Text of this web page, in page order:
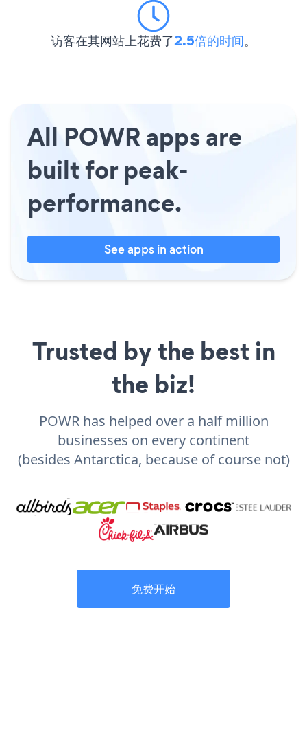
访客在其网站上花费了2.5倍的时间。
All POWR apps are
built for peak-
performance.
See apps in action
Trusted by the best in
the biz!
POWR has helped over a half million
businesses on every continent
(besides Antarctica, because of course not)
免费开始